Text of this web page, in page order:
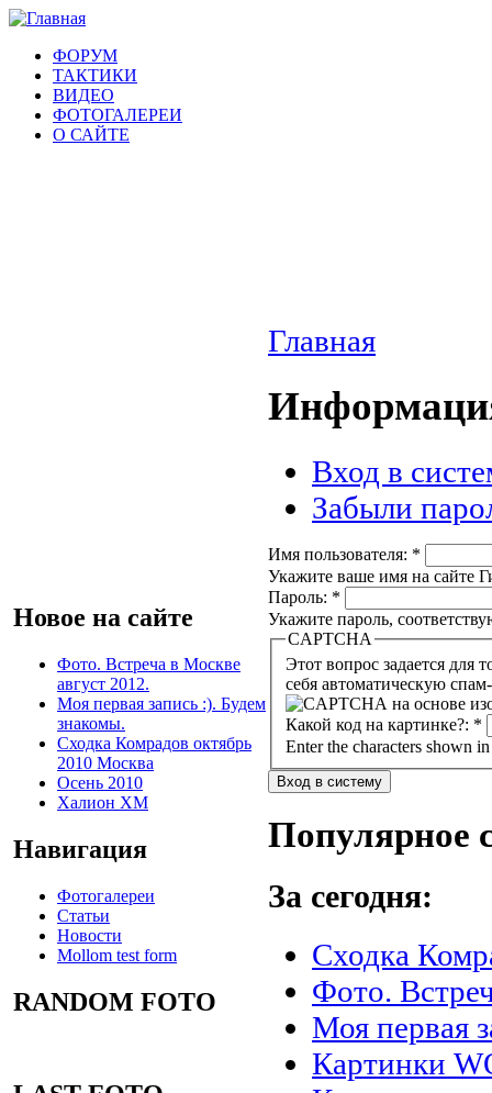
ФОРУМ
ТАКТИКИ
ВИДЕО
ФОТОГАЛЕРЕИ
О САЙТЕ
Новое на сайте
Фото. Встреча в Москве
август 2012.
Моя первая запись :). Будем
знакомы.
Сходка Комрадов октябрь
2010 Москва
Осень 2010
Халион ХМ
Навигация
Фотогалереи
Статьи
Новости
Mollom test form
RANDOM FOTO
Главная
Вход в
Забыли
Имя пользователя: *
Укажите ваше имя на сайте
Пароль: *
Укажите пароль,
CAPTCHA
Этот вопрос задается для того, чтобы
себя автоматическую
Какой код на картинке?: *
Enter the characters shown
Популярное
За сегодня:
Сходка
Фото.
Моя первая
Картинки